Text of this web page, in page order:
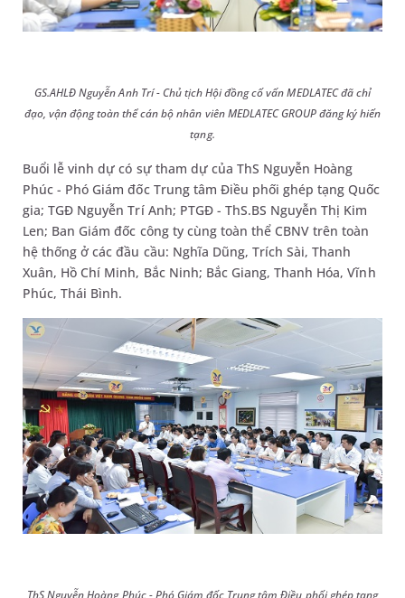
GS.AHLĐ Nguyễn Anh Trí - Chủ tịch Hội đồng cố vấn MEDLATEC đã chỉ
đạo, vận động toàn thể cán bộ nhân viên MEDLATEC GROUP đăng ký hiến
tạng.
Buổi lễ vinh dự có sự tham dự của ThS Nguyễn Hoàng
Phúc - Phó Giám đốc Trung tâm Điều phối ghép tạng Quốc
gia; TGĐ Nguyễn Trí Anh; PTGĐ - ThS.BS Nguyễn Thị Kim
Len; Ban Giám đốc công ty cùng toàn thể CBNV trên toàn
hệ thống ở các đầu cầu: Nghĩa Dũng, Trích Sài, Thanh
Xuân, Hồ Chí Minh, Bắc Ninh; Bắc Giang, Thanh Hóa, Vĩnh
Phúc, Thái Bình.
ThS Nguyễn Hoàng Phúc - Phó Giám đốc Trung tâm Điều phối ghép tạng